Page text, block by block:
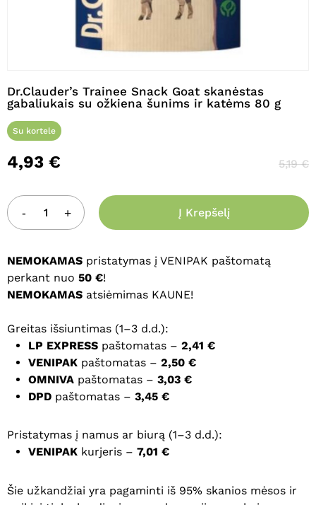
Dr.Clauder’s Trainee Snack Goat skanėstas
gabaliukais su ožkiena šunims ir katėms 80 g
Su kortele
4,93 € 5,19€
Į Krepšelį
NEMOKAMAS pristatymas į VENIPAK paštomatą
perkant nuo 50 €!
NEMOKAMAS atsiėmimas KAUNE!
Greitas išsiuntimas (1–3 d.d.):
LP EXPRESS paštomatas – 2,41 €
VENIPAK paštomatas – 2,50 €
OMNIVA paštomatas – 3,03 €
DPD paštomatas – 3,45 €
Pristatymas į namus ar biurą (1–3 d.d.):
VENIPAK kurjeris – 7,01 €
Šie užkandžiai yra pagaminti iš 95% skanios mėsos ir
išsaugoti vardą, el. pašto adresą ir
interneto puslapį, kad jų nebereiktų
parašyti komentarą.